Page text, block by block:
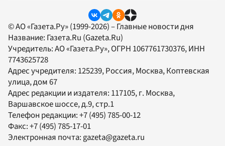
© АО «Газета.Ру» (1999-2026) – Главные новости дня
Название: Газета.Ru (Gazeta.Ru)
Учредитель:АО «Газета.Ру», ОГРН 1067761730376, ИНН
7743625728
Адрес учредителя: 125239, Россия, Москва, Коптевская
улица, дом 67
Адрес редакции и издателя: 117105, г. Москва,
Варшавское шоссе, д.9, стр.1
Телефон редакции:+7 (495) 785-00-12
Факс:+7 (495) 785-17-01
Электронная почта:gazeta@gazeta.ru